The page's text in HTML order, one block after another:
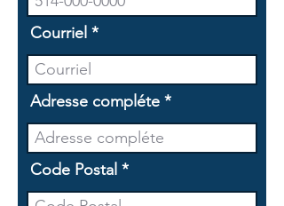
Courriel
Adresse compléte
Code Postal